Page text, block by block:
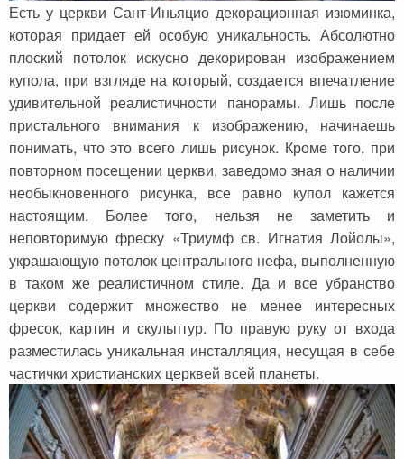
Есть у церкви Сант-Иньяцио декорационная изюминка,
которая придает ей особую уникальность. Абсолютно
плоский потолок искусно декорирован изображением
купола, при взгляде на который, создается впечатление
удивительной реалистичности панорамы. Лишь после
пристального внимания к изображению, начинаешь
понимать, что это всего лишь рисунок. Кроме того, при
повторном посещении церкви, заведомо зная о наличии
необыкновенного рисунка, все равно купол кажется
настоящим. Более того, нельзя не заметить и
неповторимую фреску «Триумф св. Игнатия Лойолы»,
украшающую потолок центрального нефа, выполненную
в таком же реалистичном стиле. Да и все убранство
церкви содержит множество не менее интересных
фресок, картин и скульптур. По правую руку от входа
разместилась уникальная инсталляция, несущая в себе
частички христианских церквей всей планеты.